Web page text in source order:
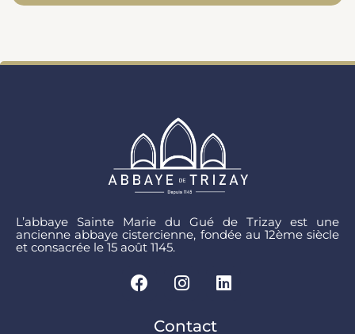
L’abbaye Sainte Marie du Gué de Trizay est une
ancienne abbaye cistercienne, fondée au 12ème siècle
et consacrée le 15 août 1145.
Contact